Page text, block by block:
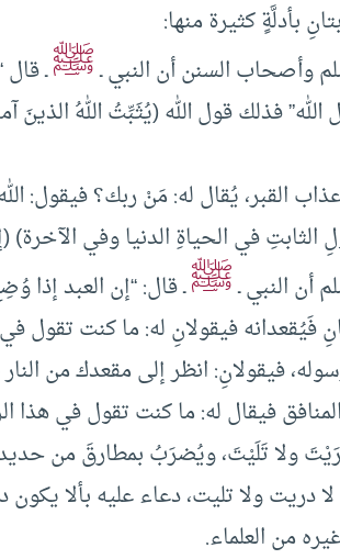
بأدلَّةٍ كثيرة منها:
ﷺـ
فذلك قول الله (يُثَبِّتُ اللهُ الذينَ
القبر، يُقال له: مَنْ ربك؟ فيقول:
الثابتِ في الحياةِ الدنيا وفي الآخرة)
ﷺـ قال: “إن العبد إذا
فَيُقعدانه فيقولانِ له: ما كنت تقول
فيقولانِ: انظر إلى مقعدك من
فيقال له: ما كنت تقول في
دَرَيْتَ ولا تَلَيْتَ، ويُضرَبُ بمطارقَ من
دريت ولا تليت، دعاء عليه بألا يكون
من العلماء.